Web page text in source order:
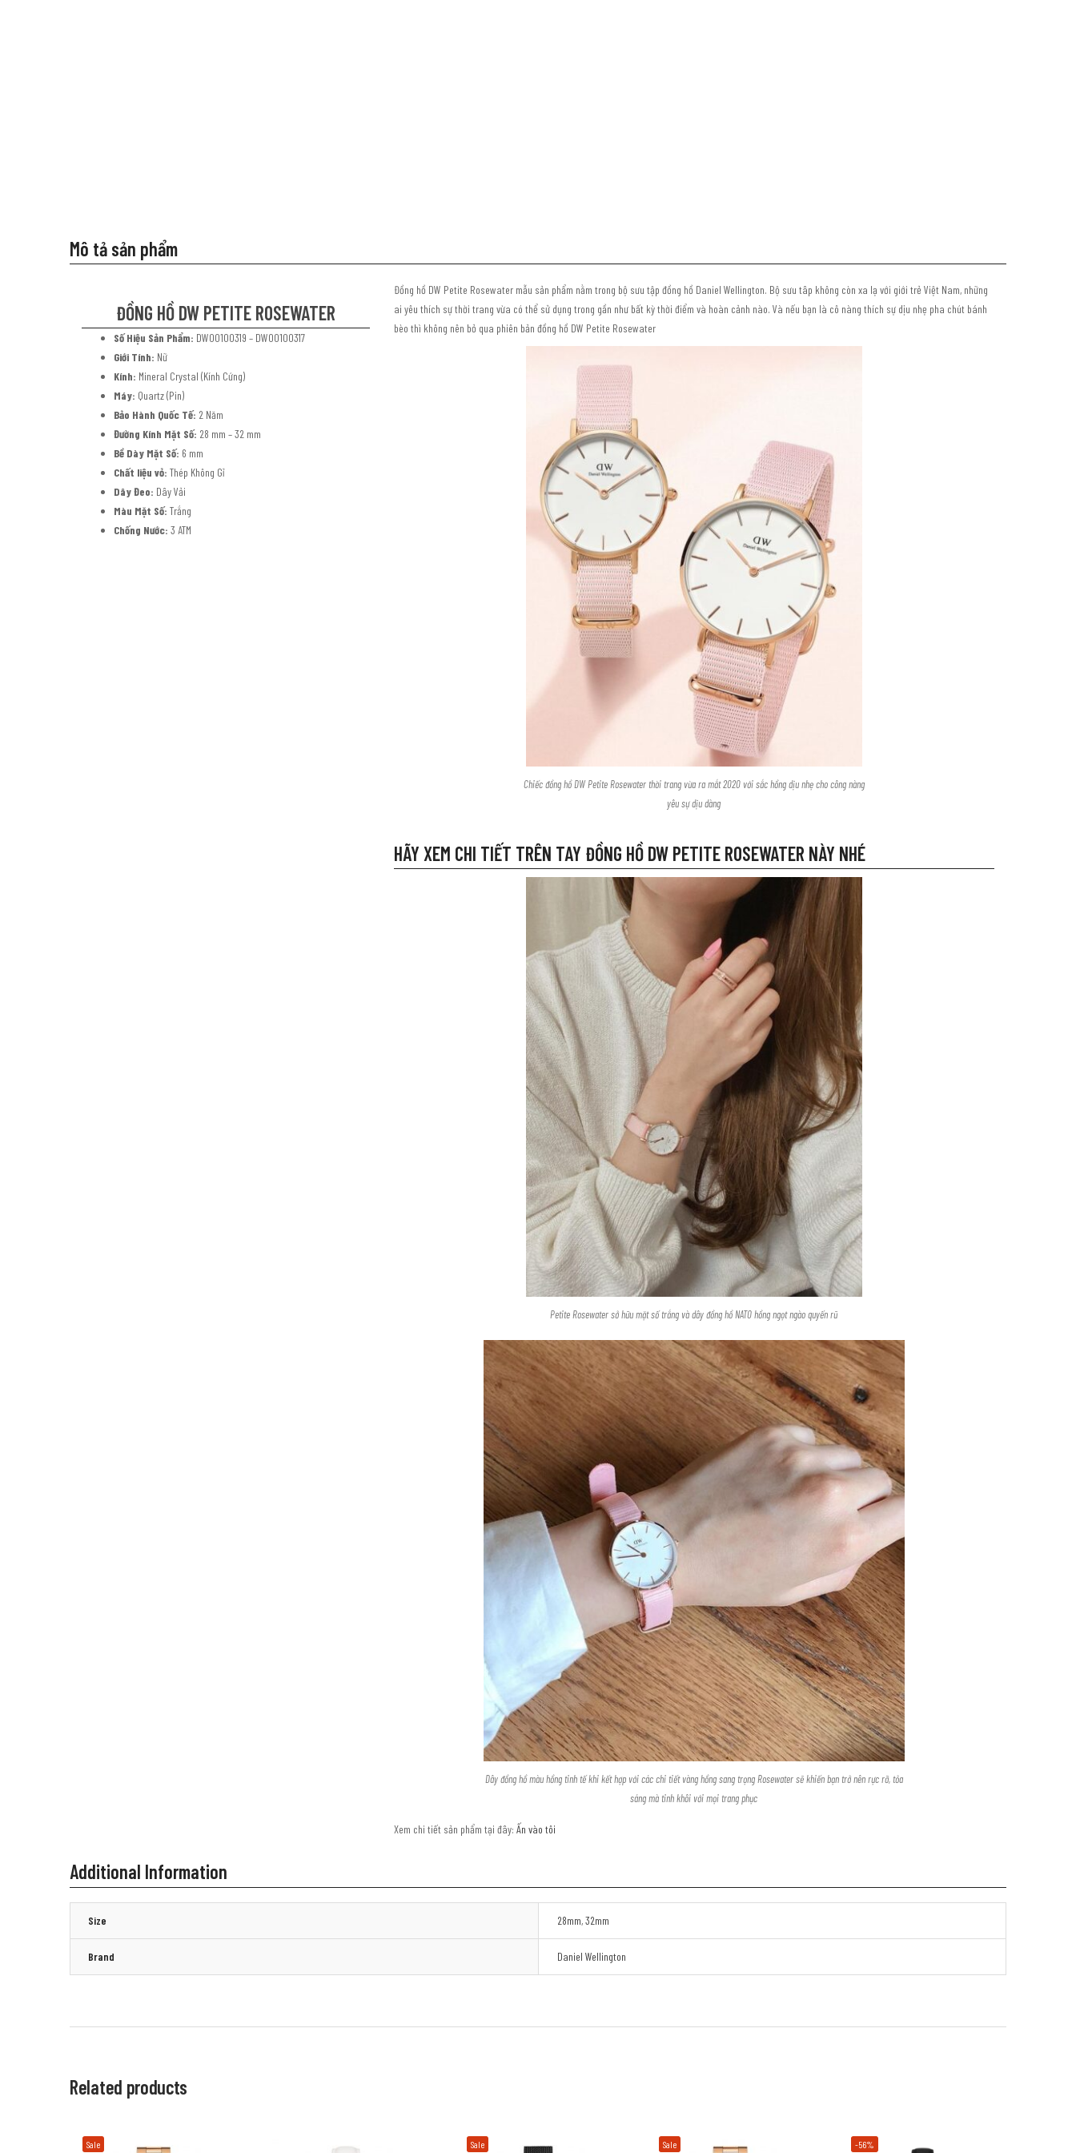
Mô tả sản phẩm
ĐỒNG HỒ DW PETITE ROSEWATER
Số Hiệu Sản Phẩm: DW00100319 – DW00100317
Giới Tính: Nữ
Kính: Mineral Crystal (Kính Cứng)
Máy: Quartz (Pin)
Bảo Hành Quốc Tế: 2 Năm
Đường Kính Mặt Số: 28 mm – 32 mm
Bề Dày Mặt Số: 6 mm
Chất liệu vỏ: Thép Không Gỉ
Dây Đeo: Dây Vải
Màu Mặt Số: Trắng
Chống Nước: 3 ATM
Đồng hồ DW Petite Rosewater mẫu sản phẩm nằm trong bộ sưu tập đồng hồ Daniel Wellington. Bộ sưu tâp không còn xa lạ với giới trẻ Việt Nam, những
ai yêu thích sự thời trang vừa có thể sử dụng trong gần như bất kỳ thời điểm và hoàn cảnh nào. Và nếu bạn là cô nàng thích sự dịu nhẹ pha chút bánh
bèo thì không nên bỏ qua phiên bản đồng hồ DW Petite Rosewater
Chiếc đồng hồ DW Petite Rosewater thời trang vừa ra mắt 2020 với sắc hồng dịu nhẹ cho công nàng
yêu sự dịu dàng
HÃY XEM CHI TIẾT TRÊN TAY ĐỒNG HỒ DW PETITE ROSEWATER NÀY NHÉ
Petite Rosewater sở hữu mặt số trắng và dây đồng hồ NATO hồng ngọt ngào quyến rũ
Dây đồng hồ màu hồng tinh tế khi kết hợp với các chi tiết vàng hồng sang trọng Rosewater sẽ khiến bạn trở nên rực rỡ, tỏa
sáng mà tinh khôi với mọi trang phục
Xem chi tiết sản phẩm tại đây: Ấn vào tôi
Additional Information
Size 28mm,32mm
Brand Daniel Wellington
Related products
Sale Sale Sale -56%